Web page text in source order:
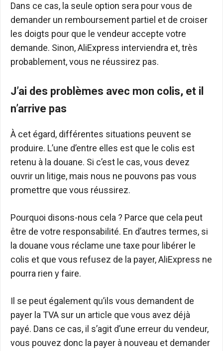
Dans ce cas, la seule option sera pour vous de
demander un remboursement partiel et de croiser
les doigts pour que le vendeur accepte votre
demande. Sinon, AliExpress interviendra et, très
probablement, vous ne réussirez pas.
J’ai des problèmes avec mon colis, et il
n’arrive pas
À cet égard, différentes situations peuvent se
produire. L’une d’entre elles est que le colis est
retenu à la douane. Si c’est le cas, vous devez
ouvrir un litige, mais nous ne pouvons pas vous
promettre que vous réussirez.
Pourquoi disons-nous cela ? Parce que cela peut
être de votre responsabilité. En d’autres termes, si
la douane vous réclame une taxe pour libérer le
colis et que vous refusez de la payer, AliExpress ne
pourra rien y faire.
Il se peut également qu’ils vous demandent de
payer la TVA sur un article que vous avez déjà
payé. Dans ce cas, il s’agit d’une erreur du vendeur,
vous pouvez donc la payer à nouveau et demander